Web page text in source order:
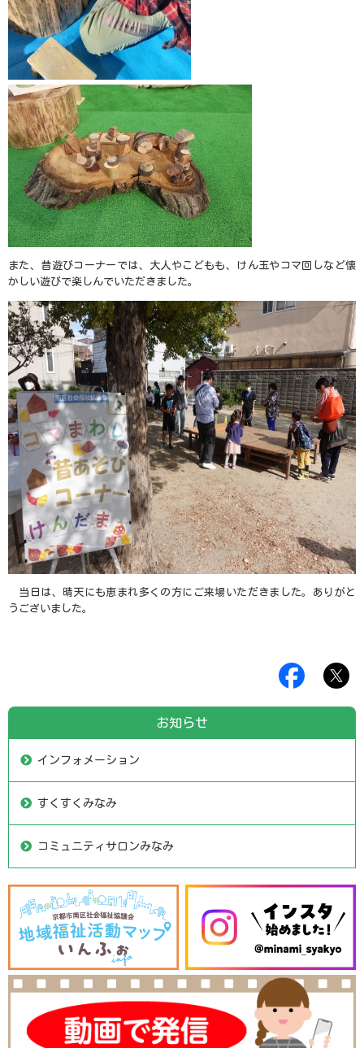
また、昔遊びコーナーでは、大人やこどもも、けん玉やコマ回しなど懐
かしい遊びで楽しんでいただきました。
当日は、晴天にも恵まれ多くの方にご来場いただきました。ありがと
うございました。
お知らせ
インフォメーション
すくすくみなみ
コミュニティサロンみなみ